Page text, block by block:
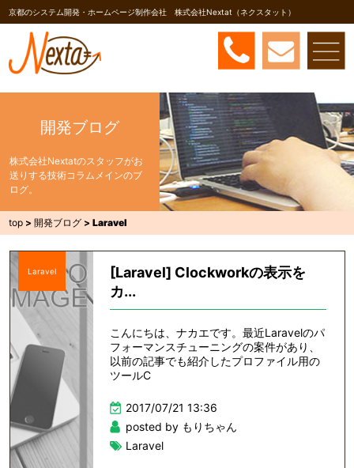
京都のシステム開発・ホームページ制作会社 株式会社Nextat（ネクスタット）
開発ブログ
株式会社Nextatのスタッフがお
送りする技術コラムメインのブ
ログ。
top >開発ブログ >Laravel
Laravel
[Laravel] Clockworkの表示を
カ...
こんにちは、ナカエです。最近Laravelのパ
フォーマンスチューニングの案件があり、
以前の記事でも紹介したプロファイル用の
ツールC
2017/07/21 13:36
posted by もりちゃん
Laravel